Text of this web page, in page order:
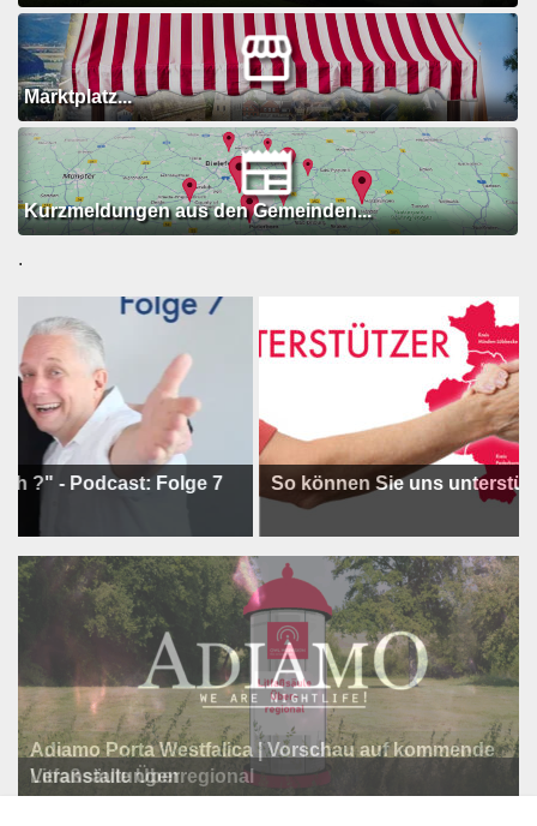
Marktplatz...
Kurzmeldungen aus den Gemeinden...
.
- Podcast: Folge 7 So können Sie uns unterstützen !
Programm der Komödie am Klosterplatz.
Litfaßsäule Überregional
Adiamo Porta Westfalica | Vorschau auf kommende
Veranstaltungen
Litfaßsäule Überregional
Tanzfest Bielefeld - 19. Juli bis 1. August 2026
Litfaßsäule Überregional